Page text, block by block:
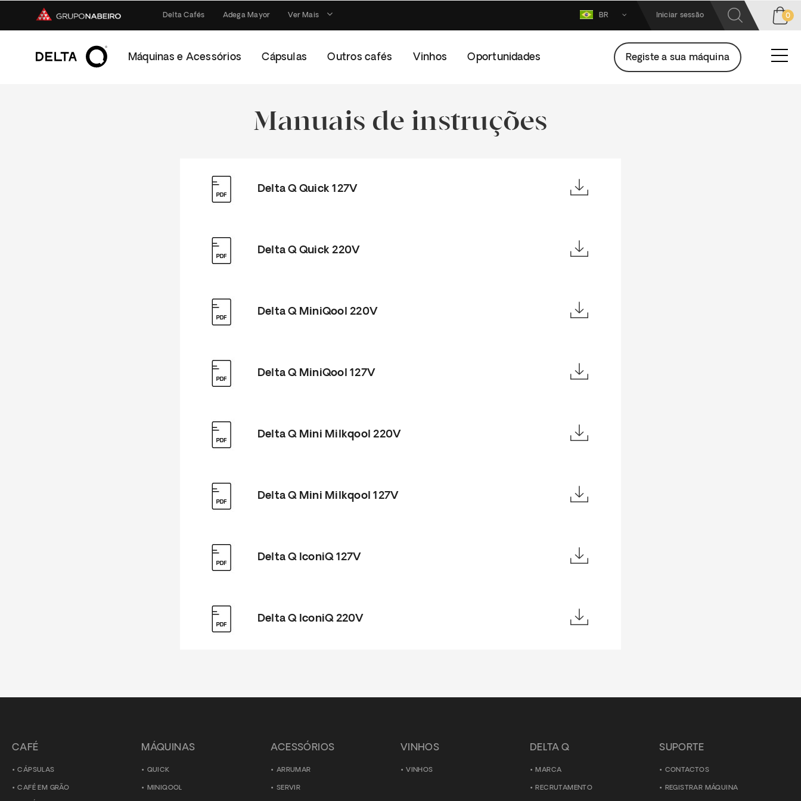
Delta Cafés Adega Mayor Ver Mais BR Iniciar sessão 0
Máquinas e Acessórios Cápsulas Outros cafés Vinhos Oportunidades Registe a sua máquina
Manuais de instruções
Delta Q Quick 127V
Delta Q Quick 220V
Delta Q MiniQool 220V
Delta Q MiniQool 127V
Delta Q Mini Milkqool 220V
Delta Q Mini Milkqool 127V
Delta Q IconiQ 127V
Delta Q IconiQ 220V
CAFÉ
CÁPSULAS
CAFÉ EM GRÃO
MÁQUINAS
QUICK
MINIQOOL
ACESSÓRIOS
ARRUMAR
SERVIR
VINHOS
VINHOS
DELTA Q
MARCA
RECRUTAMENTO
SUPORTE
CONTACTOS
REGISTRAR MÁQUINA